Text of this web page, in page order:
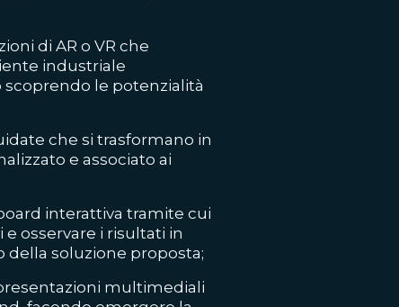
di AR o VR che
industriale
scoprendo le potenzialità
che si trasformano in
e associato ai
interattiva tramite cui
osservare i risultati in
soluzione proposta;
multimediali